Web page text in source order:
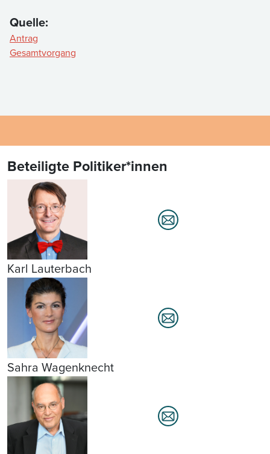
Quelle:
Antrag
Gesamtvorgang
Beteiligte Politiker*innen
Karl Lauterbach
Sahra Wagenknecht